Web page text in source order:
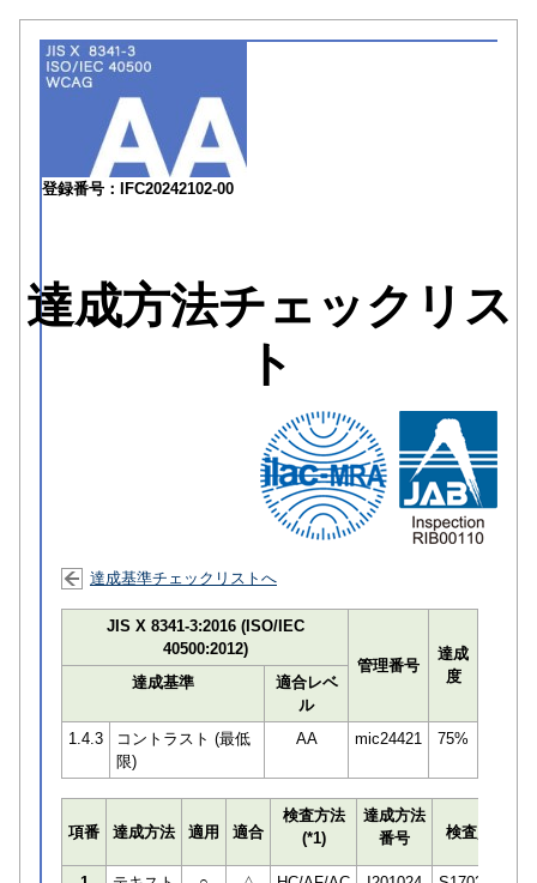
登録番号：IFC20242102-00
達成方法チェックリス
ト
達成基準チェックリストへ
JIS X 8341-3:2016 (ISO/IEC
40500:2012)
管理番号
達成
度
達成基準
適合レベ
ル
1.4.3
コントラスト (最低
限)
AA mic24421 75%
項番 達成方法 適用 適合
検査方法
(*1)
達成方法
番号
検査員